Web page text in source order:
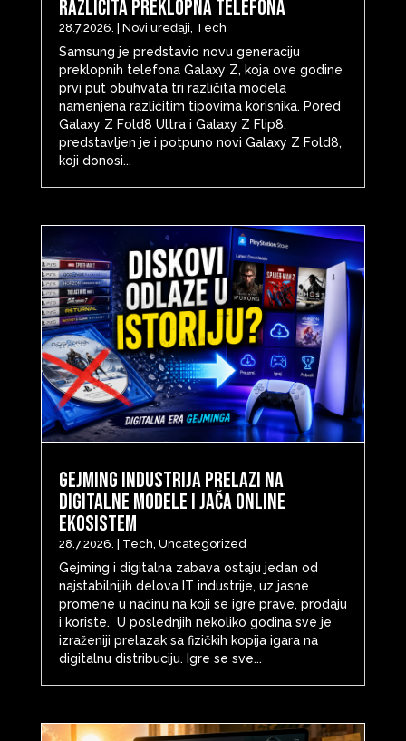
različita preklopna telefona
28.7.2026. Novi uređaji, Tech
Samsung je predstavio novu generaciju
preklopnih telefona Galaxy Z, koja ove godine
prvi put obuhvata tri različita modela
namenjena različitim tipovima korisnika. Pored
Galaxy Z Fold8 Ultra i Galaxy Z Flip8,
predstavljen je i potpuno novi Galaxy Z Fold8,
koji donosi...
Gejming industrija prelazi na
digitalne modele i jača online
ekosistem
28.7.2026. Tech, Uncategorized
Gejming i digitalna zabava ostaju jedan od
najstabilnijih delova IT industrije, uz jasne
promene u načinu na koji se igre prave, prodaju
i koriste. U poslednjih nekoliko godina sve je
izraženiji prelazak sa fizičkih kopija igara na
digitalnu distribuciju. Igre se sve...